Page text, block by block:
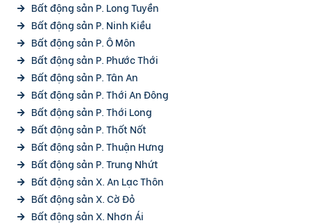
Bất động sản P. Long Tuyền
Bất động sản P. Ninh Kiều
Bất động sản P. Ô Môn
Bất động sản P. Phước Thới
Bất động sản P. Tân An
Bất động sản P. Thới An Đông
Bất động sản P. Thới Long
Bất động sản P. Thốt Nốt
Bất động sản P. Thuận Hưng
Bất động sản P. Trung Nhứt
Bất động sản X. An Lạc Thôn
Bất động sản X. Cờ Đỏ
Bất động sản X. Nhơn Ái